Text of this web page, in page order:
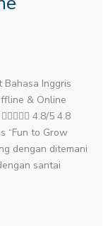
Bahasa Inggris
& Online
4.8/5 4.8
“Fun to Grow
dengan ditemani
santai